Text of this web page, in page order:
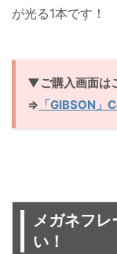
が光る1本です！
▼ご購入画面は
⇒ 「GIBSON」
メガネフ
い！